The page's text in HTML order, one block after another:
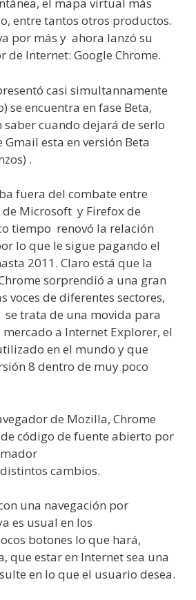
entre tantos otros productos.
por más y ahora lanzó su
de Internet: Google Chrome.
casi simultannamente
se encuentra en fase Beta,
cuando dejará de serlo
Gmail esta en versión Beta
.
fuera del combate entre
Microsoft y Firefox de
tiempo renovó la relación
lo que le sigue pagando el
2011. Claro está que la
sorprendió a una gran
voces de diferentes sectores,
trata de una movida para
a Internet Explorer, el
en el mundo y que
8 dentro de muy poco
de Mozilla, Chrome
código de fuente abierto por
cambios.
una navegación por
es usual en los
botones lo que hará,
que estar en Internet sea una
en lo que el usuario desea.